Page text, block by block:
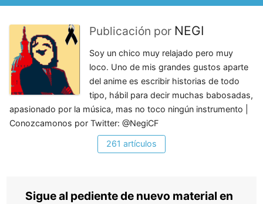
Publicación por NEGI
Soy un chico muy relajado pero muy
loco. Uno de mis grandes gustos aparte
del anime es escribir historias de todo
tipo, hábil para decir muchas babosadas,
apasionado por la música, mas no toco ningún instrumento |
Conozcamonos por Twitter: @NegiCF
261 artículos
Sigue al pediente de nuevo material en